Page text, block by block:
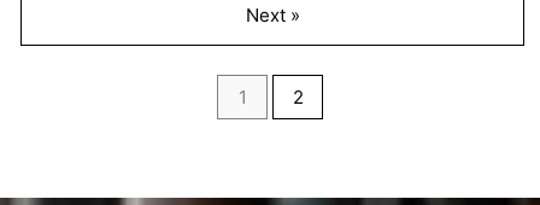
1 2
Next »